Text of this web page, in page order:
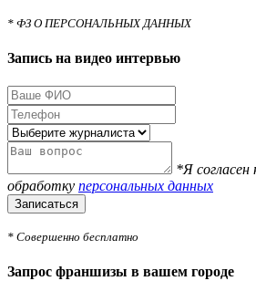
* ФЗ О ПЕРСОНАЛЬНЫХ ДАННЫХ
Запись на видео интервью
*Я согласен
обработку персональных данных
Записаться
* Совершенно бесплатно
Запрос франшизы в вашем городе